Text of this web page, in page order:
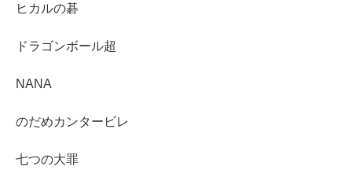
ヒカルの碁
ドラゴンボール超
NANA
のだめカンタービレ
七つの大罪